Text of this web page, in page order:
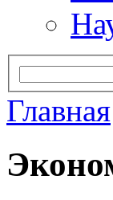
Главная